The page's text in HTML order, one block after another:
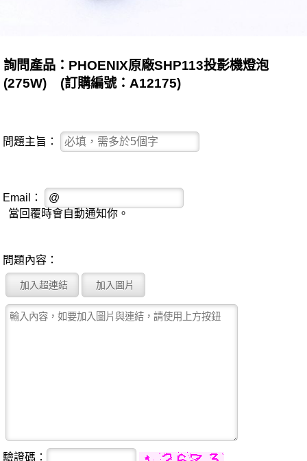
詢問產品：PHOENIX原廠SHP113投影機燈泡
(275W) (訂購編號：A12175)
問題主旨：
Email：
當回覆時會自動通知你。
問題內容：
驗證碼：